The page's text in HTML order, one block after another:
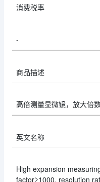
消费税率
-
商品描述
高倍测量显微镜，放大倍
英文名称
High expansion
factor≥1000, resolution